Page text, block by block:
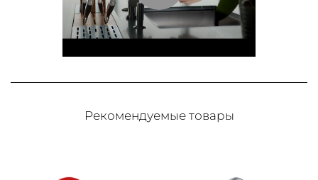
Рекомендуемые товары